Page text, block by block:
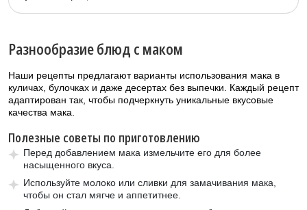
Разнообразие блюд с маком
Наши рецепты предлагают варианты использования мака в
куличах, булочках и даже десертах без выпечки. Каждый рецепт
адаптирован так, чтобы подчеркнуть уникальные вкусовые
качества мака.
Полезные советы по приготовлению
Перед добавлением мака измельчите его для более
насыщенного вкуса.
Используйте молоко или сливки для замачивания мака,
чтобы он стал мягче и аппетитнее.